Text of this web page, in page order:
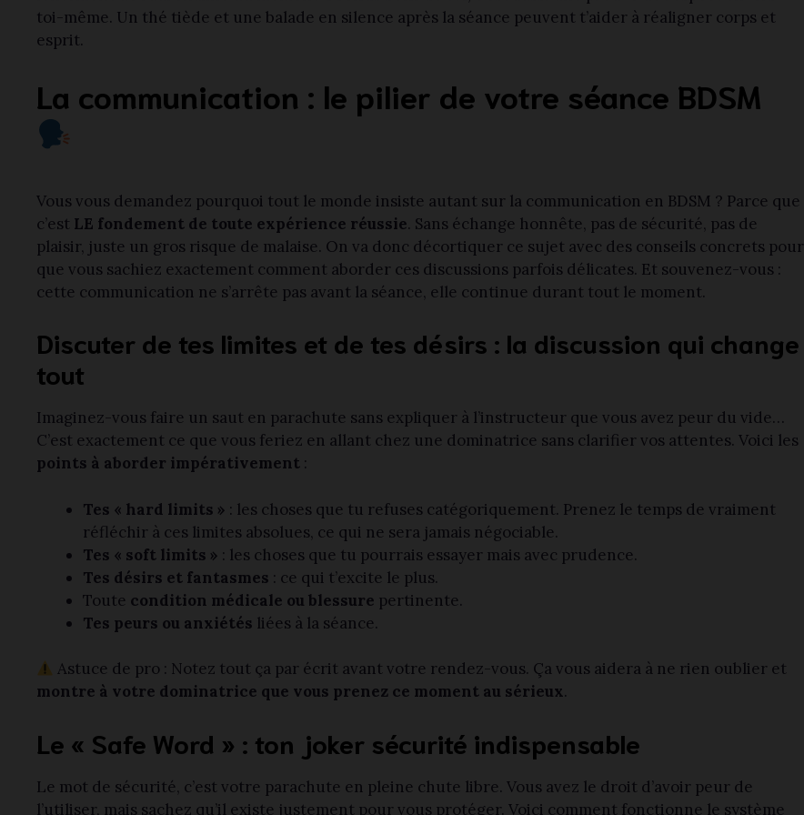
toi-même. Un thé tiède et une balade en silence après la séance peuvent t’aider à réaligner corps et
esprit.
La communication : le pilier de votre séance BDSM
Vous vous demandez pourquoi tout le monde insiste autant sur la communication en BDSM ? Parce que
c’est LE fondement de toute expérience réussie. Sans échange honnête, pas de sécurité, pas de
plaisir, juste un gros risque de malaise. On va donc décortiquer ce sujet avec des conseils concrets pour
que vous sachiez exactement comment aborder ces discussions parfois délicates. Et souvenez-vous :
cette communication ne s’arrête pas avant la séance, elle continue durant tout le moment.
Discuter de tes limites et de tes désirs : la discussion qui change
tout
Imaginez-vous faire un saut en parachute sans expliquer à l’instructeur que vous avez peur du vide…
C’est exactement ce que vous feriez en allant chez une dominatrice sans clarifier vos attentes. Voici les
points à aborder impérativement :
Tes « hard limits » : les choses que tu refuses catégoriquement. Prenez le temps de vraiment
réfléchir à ces limites absolues, ce qui ne sera jamais négociable.
Tes « soft limits » : les choses que tu pourrais essayer mais avec prudence.
Tes désirs et fantasmes : ce qui t’excite le plus.
Toute condition médicale ou blessure pertinente.
Tes peurs ou anxiétés liées à la séance.
Astuce de pro : Notez tout ça par écrit avant votre rendez-vous. Ça vous aidera à ne rien oublier et
montre à votre dominatrice que vous prenez ce moment au sérieux.
Le « Safe Word » : ton joker sécurité indispensable
Le mot de sécurité, c’est votre parachute en pleine chute libre. Vous avez le droit d’avoir peur de
l’utiliser, mais sachez qu’il existe justement pour vous protéger. Voici comment fonctionne le système